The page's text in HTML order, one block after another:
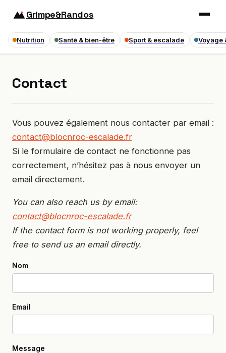
Grimpe&Randos
Nutrition Santé & bien-être Sport & escalade Voyage
Contact
Vous pouvez également nous contacter par email :
contact@blocnroc-escalade.fr
Si le formulaire de contact ne fonctionne pas
correctement, n’hésitez pas à nous envoyer un
email directement.
You can also reach us by email:
contact@blocnroc-escalade.fr
If the contact form is not working properly, feel
free to send us an email directly.
Nom
Email
Message